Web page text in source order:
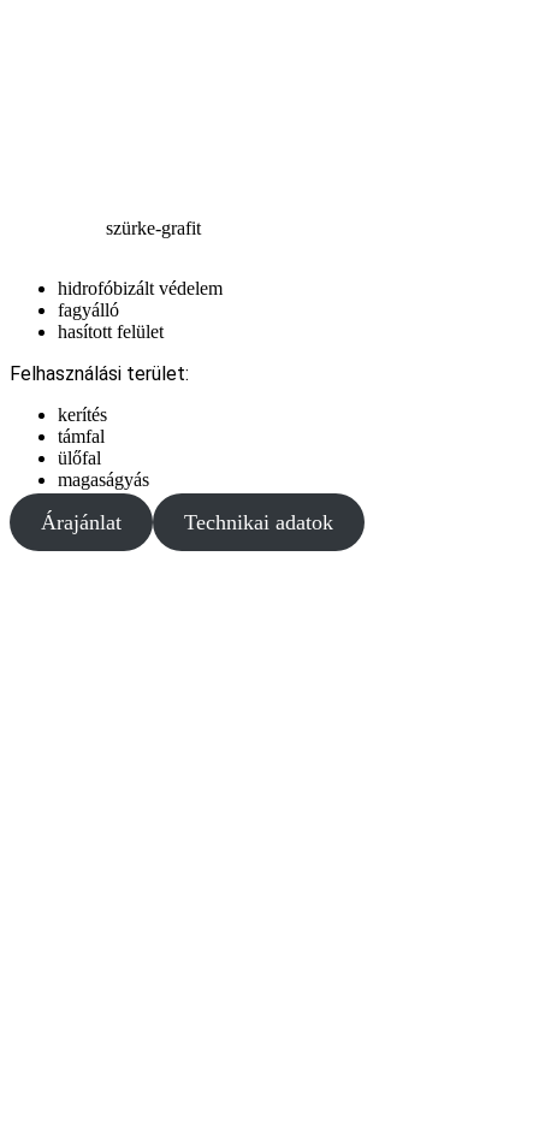
szürke-grafit
hidrofóbizált védelem
fagyálló
hasított felület
Felhasználási terület:
kerítés
támfal
ülőfal
magaságyás
Árajánlat Technikai adatok